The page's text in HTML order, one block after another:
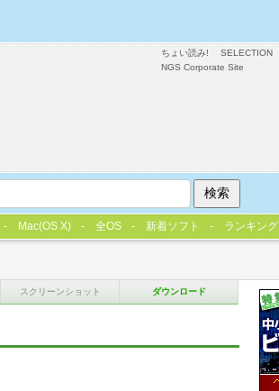
スクリーンショット ダウンロード
ちょい読み! SELECTION
NGS Corporate Site
Mac(OS X) 全OS 新着ソフト ランキング